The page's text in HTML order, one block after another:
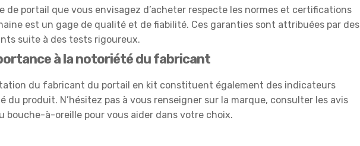
de portail que vous envisagez d’acheter respecte les normes et certifications
est un gage de qualité et de fiabilité. Ces garanties sont attribuées par des
suite à des tests rigoureux.
à la notoriété du fabricant
du fabricant du portail en kit constituent également des indicateurs
du produit. N’hésitez pas à vous renseigner sur la marque, consulter les avis
bouche-à-oreille pour vous aider dans votre choix.